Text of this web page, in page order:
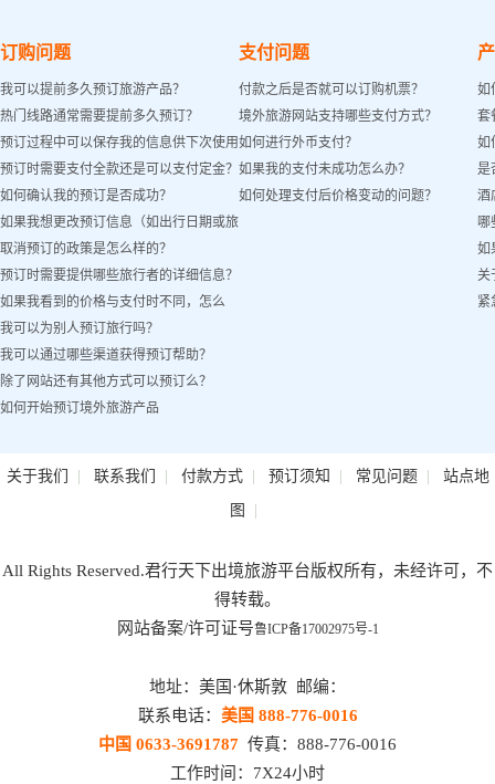
订购问题
我可以提前多久预订旅游产品？
热门线路通常需要提前多久预订？
预订过程中可以保存我的信息供下次使用
吗？
预订时需要支付全款还是可以支付定金？
如何确认我的预订是否成功？
如果我想更改预订信息（如出行日期或旅
客姓名）怎么办？
取消预订的政策是怎么样的？
预订时需要提供哪些旅行者的详细信息？
如果我看到的价格与支付时不同，怎么
办？
我可以为别人预订旅行吗？
我可以通过哪些渠道获得预订帮助？
除了网站还有其他方式可以预订么？
如何开始预订境外旅游产品
支付问题
付款之后是否就可以订购机票？
境外旅游网站支持哪些支付方式？
如何进行外币支付？
如果我的支付未成功怎么办？
如何处理支付后价格变动的问题？
如
套
如
是
酒
哪
如
关
紧
关于我们 | 联系我们 | 付款方式| 预订须知 | 常见问题| 站点地
图 |
All Rights Reserved.君行天下出境旅游平台版权所有，未经许可，不
得转载。
网站备案/许可证号鲁ICP备17002975号-1
地址：美国·休斯敦 邮编：
联系电话： 美国 888-776-0016
中国 0633-3691787 传真：888-776-0016
工作时间：7X24小时